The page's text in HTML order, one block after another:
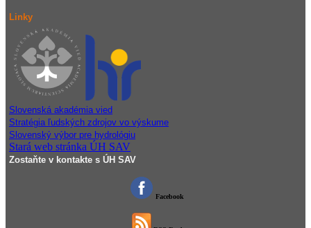
Linky
Slovenská akadémia vied
Stratégia ľudských zdrojov vo výskume
Slovenský výbor pre hydrológiu
Stará web stránka ÚH SAV
Zostaňte v kontakte s ÚH SAV
Facebook